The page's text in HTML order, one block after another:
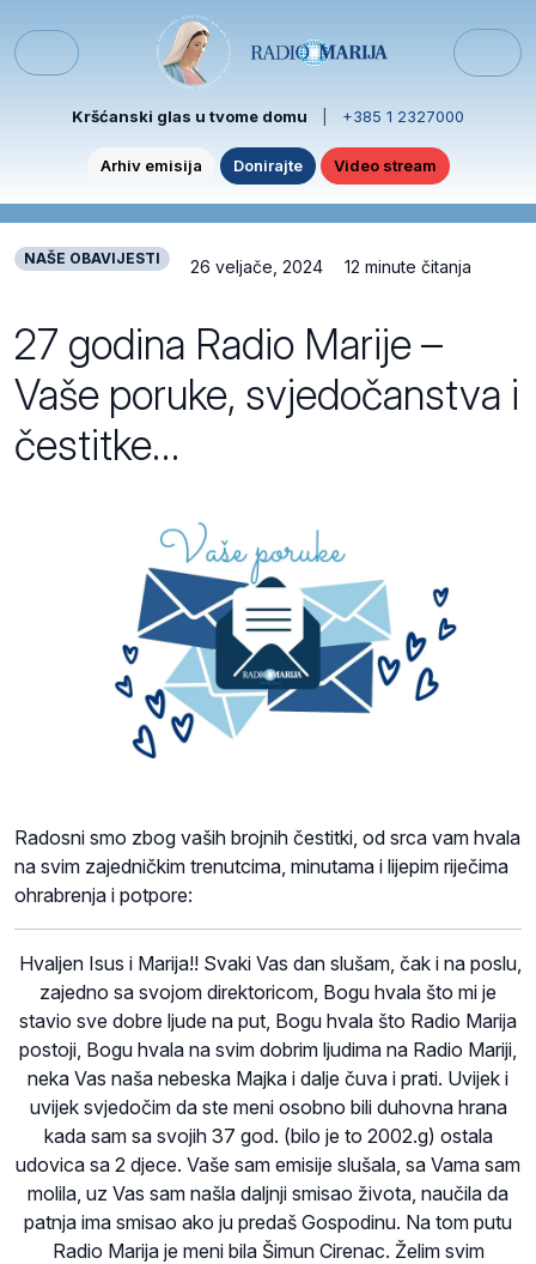
Menu
Kršćanski glas u tvome domu +385 1 2327000
Arhiv emisija Donirajte Video stream
NAŠE OBAVIJESTI 26 veljače, 2024 12 minute čitanja
27 godina Radio Marije –
Vaše poruke, svjedočanstva i
čestitke…
Radosni smo zbog vaših brojnih čestitki, od srca vam hvala
na svim zajedničkim trenutcima, minutama i lijepim riječima
ohrabrenja i potpore:
Hvaljen Isus i Marija!! Svaki Vas dan slušam, čak i na poslu,
zajedno sa svojom direktoricom, Bogu hvala što mi je
stavio sve dobre ljude na put, Bogu hvala što Radio Marija
postoji, Bogu hvala na svim dobrim ljudima na Radio Mariji,
neka Vas naša nebeska Majka i dalje čuva i prati. Uvijek i
uvijek svjedočim da ste meni osobno bili duhovna hrana
kada sam sa svojih 37 god. (bilo je to 2002.g) ostala
udovica sa 2 djece. Vaše sam emisije slušala, sa Vama sam
molila, uz Vas sam našla daljnji smisao života, naučila da
patnja ima smisao ako ju predaš Gospodinu. Na tom putu
Radio Marija je meni bila Šimun Cirenac. Želim svim